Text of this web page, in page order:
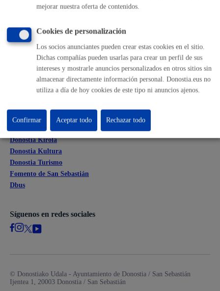
Ofertas de empleo
Perfil del contratante
Sede electrónica
Mapas - GeoDonostia
Sala de prensa
Mapa web
Otras páginas web corporativas
Donostia Kirola
Donostia Kultura
Donostia Turismo
Fomento de San Sebastián
Dbus
Síguenos en redes sociales
© Donostiako Udala - Ayuntamiento de Donostia / San Sebastián
Ijentea 1, 20003 Donostia / San Sebastián
mejorar nuestra oferta de contenidos.
Cookies de personalización
Los socios anunciantes pueden crear estas cookies en el sitio.
Dichas compañías pueden usarlas para crear un perfil de sus
intereses y mostrarle anuncios personalizados en otros sitios sin
almacenar directamente información personal. Donostia.eus no
utiliza a día de hoy cookies de este tipo ni anuncios ajenos.
Rechazar todo
Confirmar Aceptar todo